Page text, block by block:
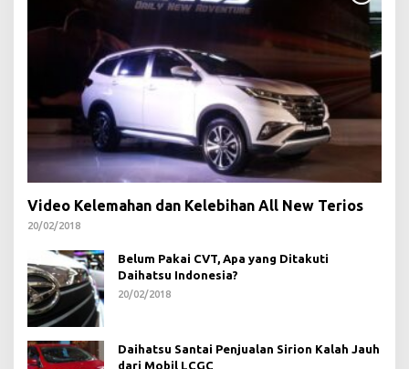
Video Kelemahan dan Kelebihan All New Terios
20/02/2018
Belum Pakai CVT, Apa yang Ditakuti
Daihatsu Indonesia?
20/02/2018
Daihatsu Santai Penjualan Sirion Kalah Jauh
dari Mobil LCGC